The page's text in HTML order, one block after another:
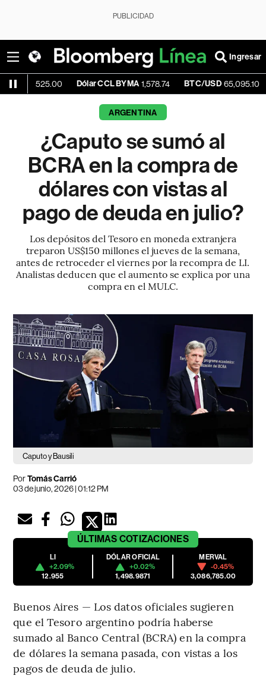
PUBLICIDAD
Ingresar
Dólar CCL BYMA 1,578.74 BTC/USD 65,095.10 +0.25%
ARGENTINA
¿Caputo se sumó al
BCRA en la compra de
dólares con vistas al
pago de deuda en julio?
Los depósitos del Tesoro en moneda extranjera
treparon US$150 millones el jueves de la semana,
antes de retroceder el viernes por la recompra de LI.
Analistas deducen que el aumento se explica por una
compra en el MULC.
Caputo y Bausili
PorTomás Carrió
03 de junio, 2026 | 01:12 PM
ÚLTIMAS COTIZACIONES
LI
+2.09%
12.955
DÓLAR OFICIAL
+0.02%
1,498.9871
MERVAL
-0.45%
3,086,785.00
Buenos Aires — Los datos oficiales sugieren
que el Tesoro argentino podría haberse
sumado al Banco Central (BCRA) en la compra
de dólares la semana pasada, con vistas a los
pagos de deuda de julio.